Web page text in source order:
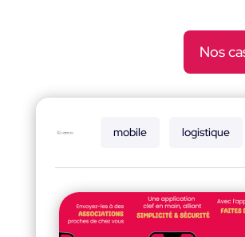
Nos
mobile logistique